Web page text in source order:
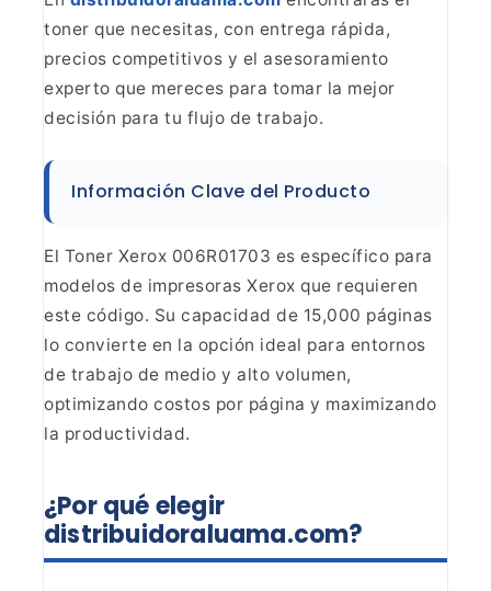
toner que necesitas, con entrega rápida,
precios competitivos y el asesoramiento
experto que mereces para tomar la mejor
decisión para tu flujo de trabajo.
Información Clave del Producto
El Toner Xerox 006R01703 es específico para
modelos de impresoras Xerox que requieren
este código. Su capacidad de 15,000 páginas
lo convierte en la opción ideal para entornos
de trabajo de medio y alto volumen,
optimizando costos por página y maximizando
la productividad.
¿Porqué elegir
distribuidoraluama.com?